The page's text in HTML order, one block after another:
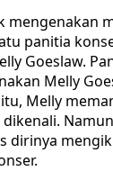
mengenakan
panitia
Goeslaw.
Melly
Melly
dirinya